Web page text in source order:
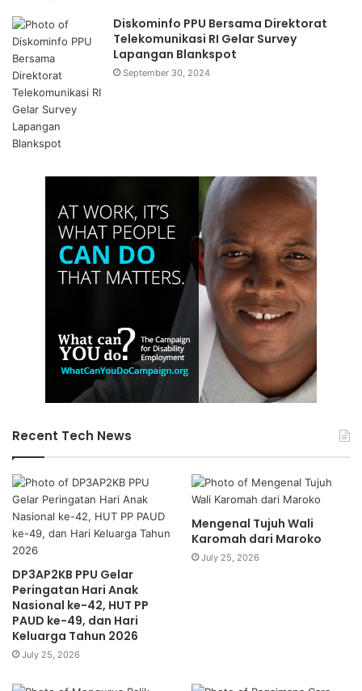
Diskominfo PPU Bersama Direktorat
Telekomunikasi RI Gelar Survey
Lapangan Blankspot
September 30, 2024
Recent Tech News
DP3AP2KB PPU Gelar
Peringatan Hari Anak
Nasional ke-42, HUT PP
PAUD ke-49, dan Hari
Keluarga Tahun 2026
July 25, 2026
Mengenal Tujuh Wali
Karomah dari Maroko
July 25, 2026